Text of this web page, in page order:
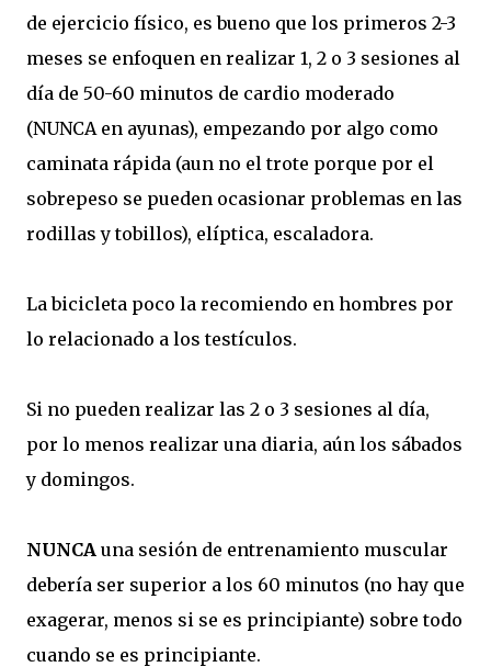
de ejercicio físico, es bueno que los primeros 2-3
meses se enfoquen en realizar 1, 2 o 3 sesiones al
día de 50-60 minutos de cardio moderado
(NUNCA en ayunas), empezando por algo como
caminata rápida (aun no el trote porque por el
sobrepeso se pueden ocasionar problemas en las
rodillas y tobillos), elíptica, escaladora.
La bicicleta poco la recomiendo en hombres por
lo relacionado a los testículos.
Si no pueden realizar las 2 o 3 sesiones al día,
por lo menos realizar una diaria, aún los sábados
y domingos.
NUNCA una sesión de entrenamiento muscular
debería ser superior a los 60 minutos (no hay que
exagerar, menos si se es principiante) sobre todo
cuando se es principiante.